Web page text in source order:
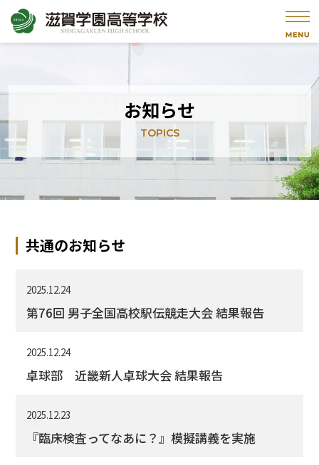
お知らせ
TOPICS
共通のお知らせ
2025.12.24
第76回 男子全国高校駅伝競走大会 結果報告
2025.12.24
卓球部 近畿新人卓球大会 結果報告
2025.12.23
『臨床検査ってなあに？』模擬講義を実施